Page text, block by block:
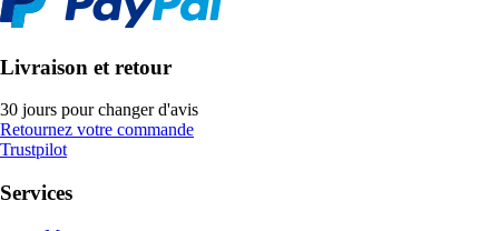
Livraison et retour
30 jours pour changer d'avis
Retournez votre commande
Trustpilot
Services